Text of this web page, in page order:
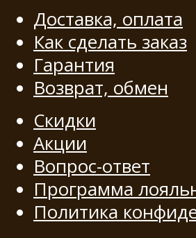
Доставка, оплата
Как сделать заказ
Гарантия
Возврат, обмен
Скидки
Акции
Вопрос-ответ
Программа
Политика